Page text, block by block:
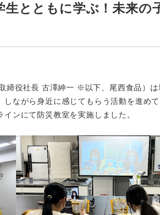
とともに学ぶ！未来の
役社長 古澤紳一 ※以下、尾西食品）は
ながら身近に感じてもらう活動を進め
ンにて防災教室を実施しました。